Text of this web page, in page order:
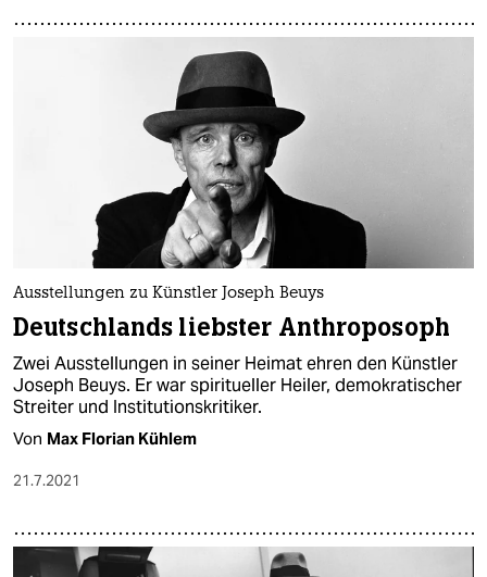
Ausstellungen zu Künstler Joseph Beuys
Deutschlands liebster Anthroposoph
Zwei Ausstellungen in seiner Heimat ehren den Künstler
Joseph Beuys. Er war spiritueller Heiler, demokratischer
Streiter und Institutionskritiker.
Von Max Florian Kühlem
21.7.2021